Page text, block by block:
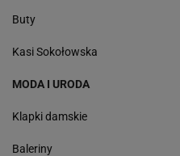
Buty
Kasi Sokołowska
MODA I URODA
Klapki damskie
Baleriny